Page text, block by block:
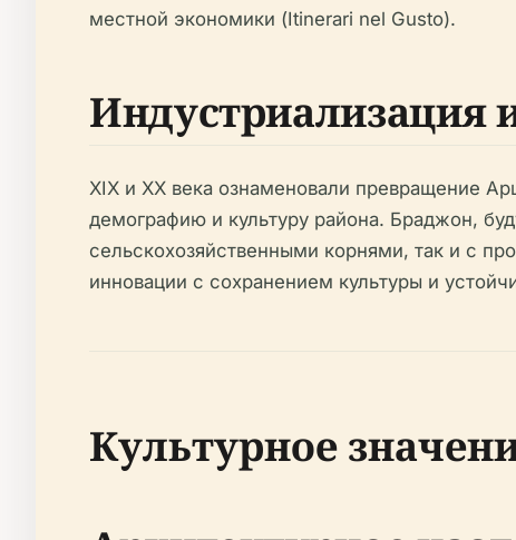
местной экономики (Itinerari nel Gusto).
Индустриализация
XIX и XX века ознаменовали превращение
демографию и культуру района. Браджон,
сельскохозяйственными корнями, так и с
инновации с сохранением культуры и
Культурное